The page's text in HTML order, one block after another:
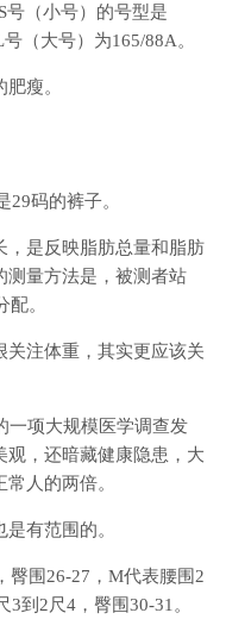
（小号）的号型是
（大号）为165/88A。
瘦。
码的裤子。
是反映脂肪总量和脂肪
测量方法是，被测者站
。
注体重，其实更应该关
项大规模医学调查发
观，还暗藏健康隐患，大
人的两倍。
有范围的。
围26-27，M代表腰围2
到2尺4，臀围30-31。